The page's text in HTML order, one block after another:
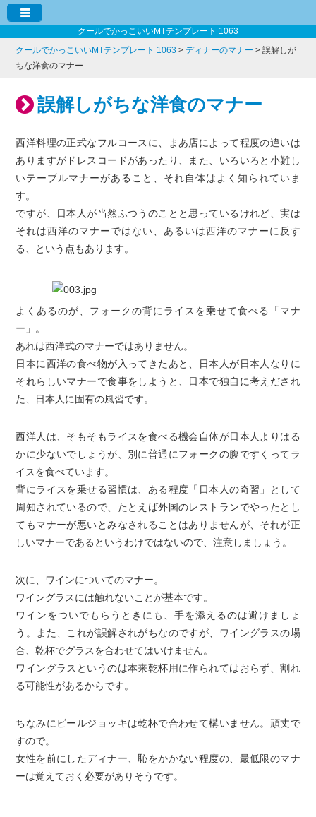
クールでかっこいいMTテンプレート 1063
クールでかっこいいMTテンプレート 1063 >ディナーのマナー > 誤解しが
ちな洋食のマナー
誤解しがちな洋食のマナー
西洋料理の正式なフルコースに、まあ店によって程度の違いは
ありますがドレスコードがあったり、また、いろいろと小難し
いテーブルマナーがあること、それ自体はよく知られていま
す。
ですが、日本人が当然ふつうのことと思っているけれど、実は
それは西洋のマナーではない、あるいは西洋のマナーに反す
る、という点もあります。
よくあるのが、フォークの背にライスを乗せて食べる「マナ
ー」。
あれは西洋式のマナーではありません。
日本に西洋の食べ物が入ってきたあと、日本人が日本人なりに
それらしいマナーで食事をしようと、日本で独自に考えだされ
た、日本人に固有の風習です。
西洋人は、そもそもライスを食べる機会自体が日本人よりはる
かに少ないでしょうが、別に普通にフォークの腹ですくってラ
イスを食べています。
背にライスを乗せる習慣は、ある程度「日本人の奇習」として
周知されているので、たとえば外国のレストランでやったとし
てもマナーが悪いとみなされることはありませんが、それが正
しいマナーであるというわけではないので、注意しましょう。
次に、ワインについてのマナー。
ワイングラスには触れないことが基本です。
ワインをついでもらうときにも、手を添えるのは避けましょ
う。また、これが誤解されがちなのですが、ワイングラスの場
合、乾杯でグラスを合わせてはいけません。
ワイングラスというのは本来乾杯用に作られてはおらず、割れ
る可能性があるからです。
ちなみにビールジョッキは乾杯で合わせて構いません。頑丈で
すので。
女性を前にしたディナー、恥をかかない程度の、最低限のマナ
ーは覚えておく必要がありそうです。